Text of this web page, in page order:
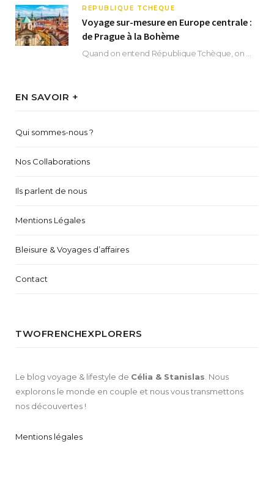
RÉPUBLIQUE TCHÈQUE
Voyage sur-mesure en Europe centrale :
de Prague à la Bohème
EN SAVOIR +
Qui sommes-nous ?
Nos Collaborations
Ils parlent de nous
Mentions Légales
Bleisure & Voyages d’affaires
Contact
TWOFRENCHEXPLORERS
Le blog voyage & lifestyle de Célia & Stanislas . Nous
explorons le monde en couple et nous vous transmettons
nos découvertes !
Mentions légales